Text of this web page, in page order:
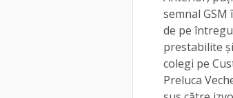
semnal
de pe
prestabilite
colegi pe
Preluca